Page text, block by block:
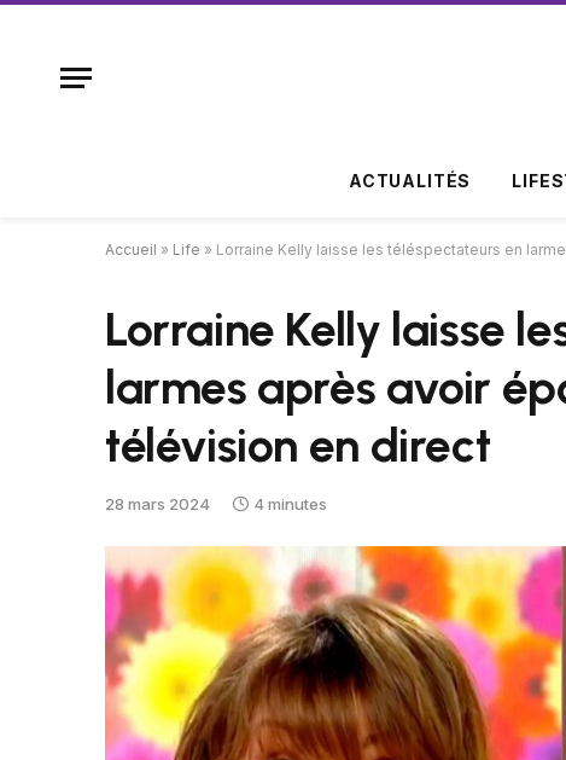
ACTUALITÉS
Accueil » Life » Lorraine Kelly laisse les téléspectateurs en
Lorraine Kelly laisse
larmes après avoir
télévision en direct
28 mars 2024 4 minutes